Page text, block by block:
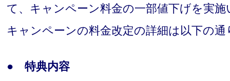
て、キャンペーン料金の一部値下げを実
キャンペーンの料金改定の詳細は以下の通
● 特典内容